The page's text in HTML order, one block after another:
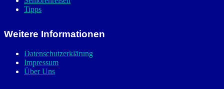
Tipps
Weitere Informationen
Datenschutzerklärung
Impressum
Über Uns